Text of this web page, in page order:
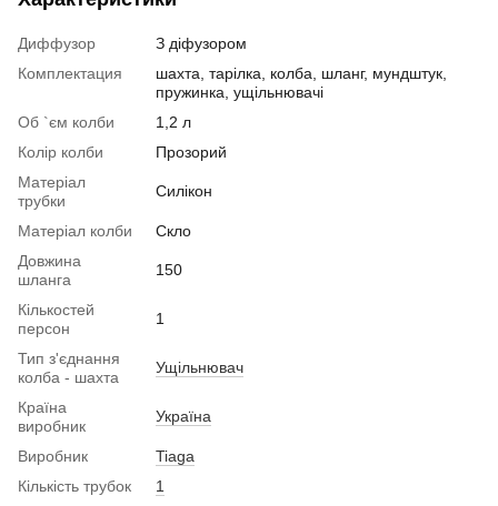
Диффузор
З діфузором
Комплектация
шахта, тарілка, колба, шланг, мундштук,
пружинка, ущільнювачі
Об `єм колби
1,2 л
Колір колби
Прозорий
Матеріал
трубки
Силікон
Матеріал колби
Скло
Довжина
шланга
150
Кількостей
персон
1
Тип з'єднання
колба - шахта
Ущільнювач
Країна
виробник
Україна
Виробник
Tiaga
Кількість трубок
1